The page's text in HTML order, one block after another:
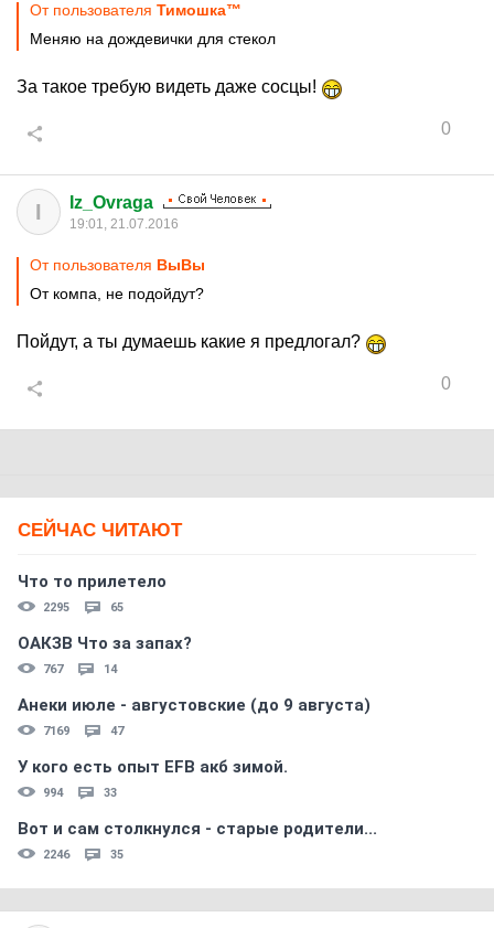
От пользователя Тимошка™
Меняю на дождевички для стекол
За такое требую видеть даже сосцы!
0
I Iz_Ovraga
19:01, 21.07.2016
От пользователя BыBы
От компа, не подойдут?
Пойдут, а ты думаешь какие я предлогал?
0
СЕЙЧАС ЧИТАЮТ
Что то прилетело
2295 65
ОАКЗВ Что за запах?
767 14
Анеки июле - августовские (до 9 августа)
7169 47
У кого есть опыт EFB акб зимой.
994 33
Вот и сам столкнулся - старые родители...
2246 35